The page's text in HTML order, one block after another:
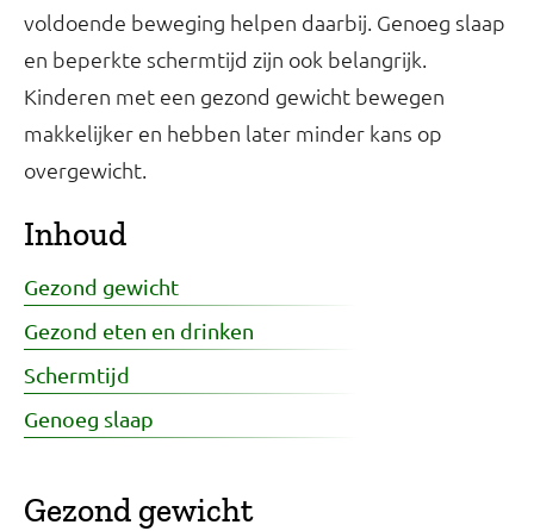
voldoende beweging helpen daarbij. Genoeg slaap
en beperkte schermtijd zijn ook belangrijk.
Kinderen met een gezond gewicht bewegen
makkelijker en hebben later minder kans op
overgewicht.
Inhoud
Gezond gewicht
Gezond eten en drinken
Schermtijd
Genoeg slaap
Gezond gewicht